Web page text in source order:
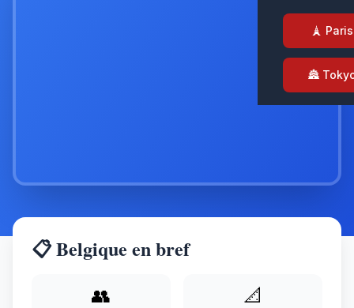
🗼 Paris
🏯
📋 Belgique en bref
👥 📐